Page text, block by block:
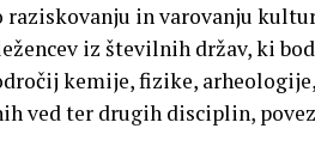
raziskovanju in varovanju
iz številnih držav, ki
kemije, fizike,
ved ter drugih disciplin,